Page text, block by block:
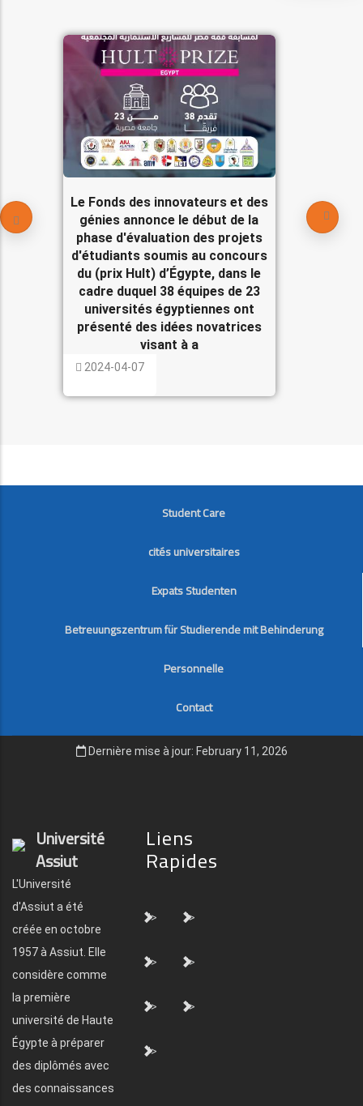
Le Fonds des innovateurs et des
génies annonce le début de la
phase d'évaluation des projets
d'étudiants soumis au concours
du (prix Hult) d’Égypte, dans le
cadre duquel 38 équipes de 23
universités égyptiennes ont
présenté des idées novatrices
visant à a
2024-04-07
FOOTER
Student Care
cités universitaires
Expats Studenten
Betreuungszentrum für Studierende mit Behinderung
Personnelle
Contact
Dernière mise à jour: February 11, 2026
Université
Assiut
L'Université
d'Assiut a été
créée en octobre
1957 à Assiut. Elle
considère comme
la première
université de Haute
Égypte à préparer
des diplômés avec
des connaissances
Liens
Rapides
"> ">
"> ">
"> ">
">